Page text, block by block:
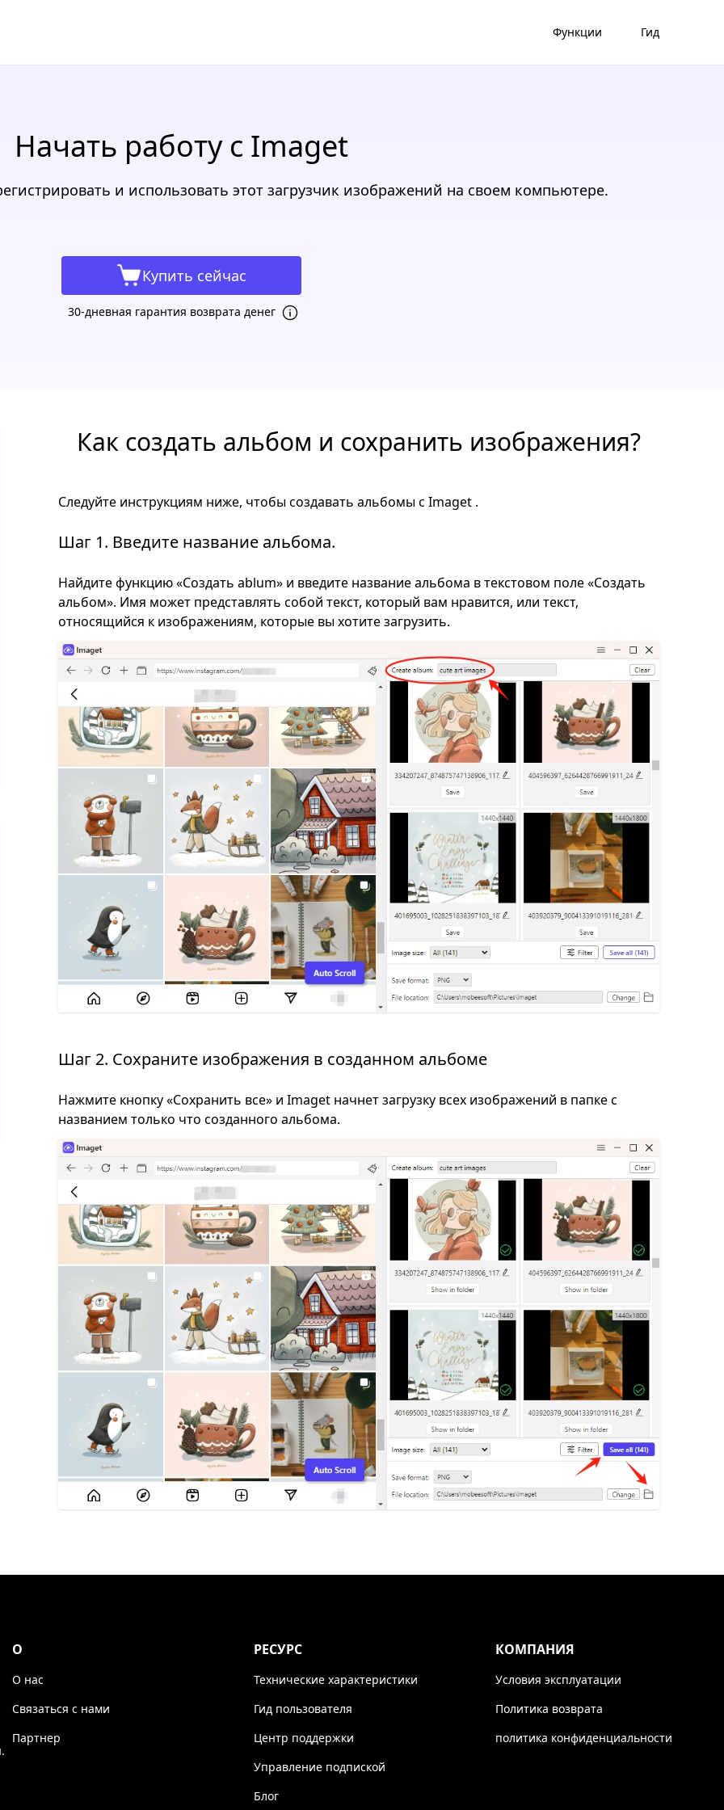
Функции Гид
Начать работу с Imaget
и использовать этот загрузчик изображений на своем компьютере.
Купить сейчас
30-дневная гарантия возврата денег
Как создать альбом и сохранить изображения?
Следуйте инструкциям ниже, чтобы создавать альбомы с Imaget .
Шаг 1. Введите название альбома.
Найдите функцию «Создать ablum» и введите название альбома в текстовом поле «Создать
альбом». Имя может представлять собой текст, который вам нравится, или текст,
относящийся к изображениям, которые вы хотите загрузить.
Шаг 2. Сохраните изображения в созданном альбоме
Нажмите кнопку «Сохранить все» и Imaget начнет загрузку всех изображений в папке с
названием только что созданного альбома.
О
О нас
Связаться с нами
Партнер
РЕСУРС
Технические характеристики
Гид пользователя
Центр поддержки
Управление подпиской
Блог
КОМПАНИЯ
Условия эксплуатации
Политика возврата
политика конфиденциальности